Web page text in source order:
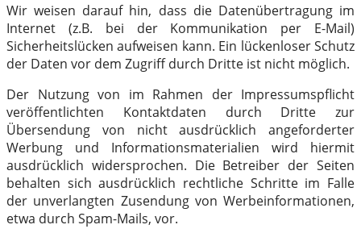
Wir weisen darauf hin, dass die Datenübertragung im
Internet (z.B. bei der Kommunikation per E-Mail)
Sicherheitslücken aufweisen kann. Ein lückenloser Schutz
der Daten vor dem Zugriff durch Dritte ist nicht möglich.
Der Nutzung von im Rahmen der Impressumspflicht
veröffentlichten Kontaktdaten durch Dritte zur
Übersendung von nicht ausdrücklich angeforderter
Werbung und Informationsmaterialien wird hiermit
ausdrücklich widersprochen. Die Betreiber der Seiten
behalten sich ausdrücklich rechtliche Schritte im Falle
der unverlangten Zusendung von Werbeinformationen,
etwa durch Spam-Mails, vor.